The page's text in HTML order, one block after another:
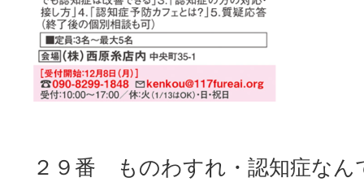
２９番 ものわすれ・認知症なん